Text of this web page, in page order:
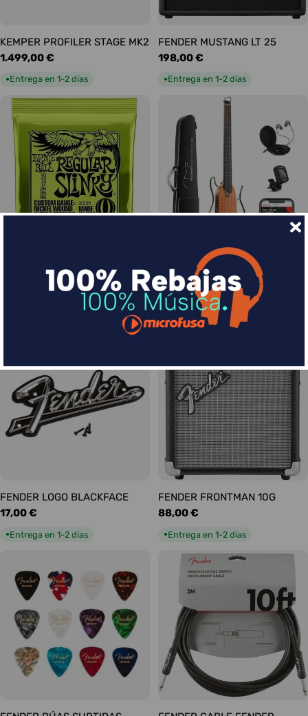
KEMPER PROFILER STAGE MK2
Precio
habitual
1.499,00 €
●Entrega en 1-2 días
FENDER MUSTANG LT 25
Precio
habitual
198,00 €
●Entrega en 1-2 días
Slinky Regular 10-46
DONNER HUSH-I Silent Guitar
Caoba
Precio
habitual
339,00 €
Entrega en 1-2 días
FENDER LOGO BLACKFACE
Precio
17,00 €
●Entrega en 1-2 días
FENDER FRONTMAN 10G
Precio
88,00 €
●Entrega en 1-2 días